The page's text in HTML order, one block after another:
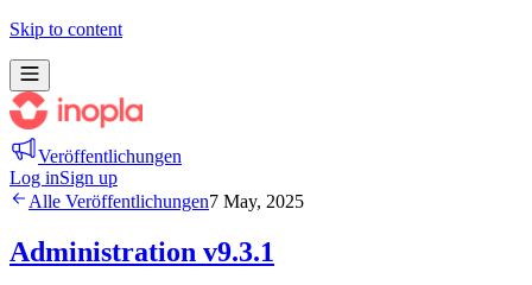
Skip to content
Veröffentlichungen
Log inSign up
Alle Veröffentlichungen7 May, 2025
Administration v9.3.1